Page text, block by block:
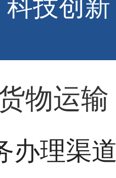
科技创新
物运输
办理渠道